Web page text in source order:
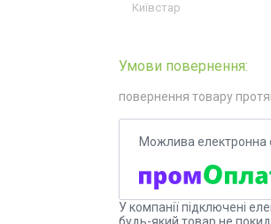
Київстар
повернення товару
У компанії підключені